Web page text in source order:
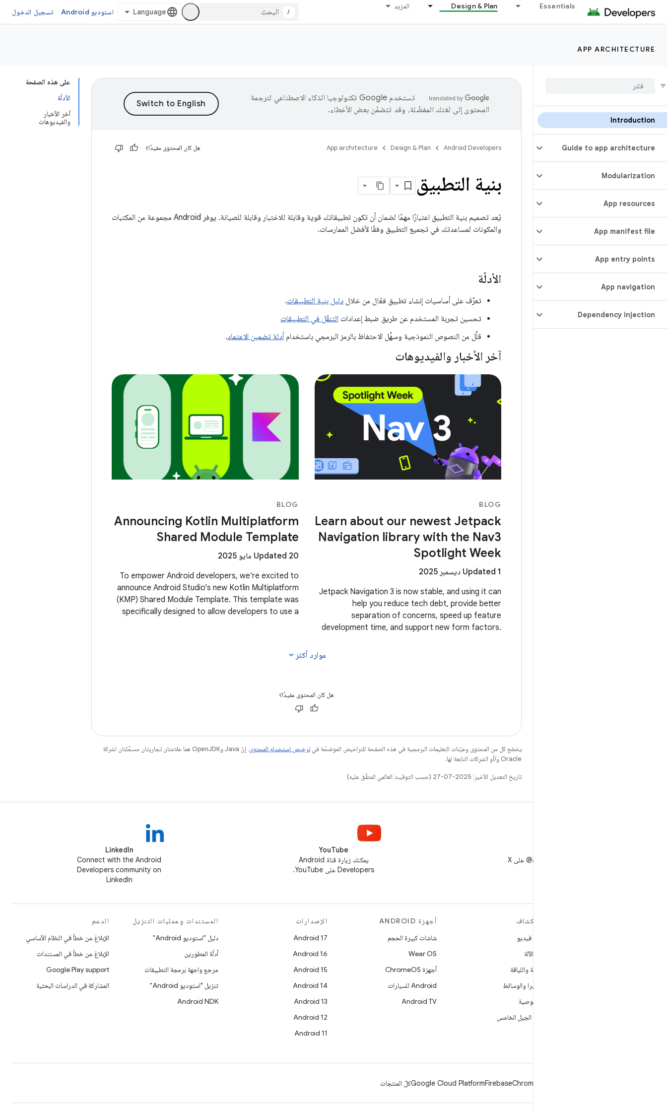
Essentials
Design & Plan المزيد
/ استوديو Android تسجيل الدخول
APP ARCHITECTURE
Introduction
Guide to app architecture
Modularization
App resources
App manifest file
App entry points
App navigation
Dependency injection
على هذه الصفحة
الأدلّة
آخر الأخبار
والفيديوهات
تستخدم Google تكنولوجيا الذكاء الاصطناعي لترجمة
المحتوى إلى لغتك المفضّلة، وقد تتضمّن بعض الأخطاء.
Android Developers
Design & Plan
App architecture هل كان المحتوى مفيدًا؟
بنية التطبيق
يُعد تصميم بنية التطبيق اعتبارًا مهمًا لضمان أن تكون تطبيقاتك قوية وقابلة للاختبار وقابلة للصيانة. يوفر Android مجموعة من المكتبات
والمكونات لمساعدتك في تجميع التطبيق وفقًا لأفضل الممارسات.
الأدلّة
تعرَّف على أساسيات إنشاء تطبيق فعّال من خلال دليل بنية التطبيقات.
تحسين تجربة المستخدم عن طريق ضبط إعدادات التنقّل في التطبيقات
قلِّل من النصوص النموذجية وسهِّل الاحتفاظ بالرمز البرمجي باستخدام أدلة تضمين الاعتماد.
آخر الأخبار والفيديوهات
BLOG
Learn about our newest Jetpack
Navigation library with the Nav3
Spotlight Week
Updated 1 ديسمبر 2025
Jetpack Navigation 3 is now stable, and using it can
help you reduce tech debt, provide better
separation of concerns, speed up feature
development time, and support new form factors.
BLOG
Announcing Kotlin Multiplatform
Shared Module Template
Updated 20 مايو 2025
To empower Android developers, we’re excited to
announce Android Studio’s new Kotlin Multiplatform
(KMP) Shared Module Template. This template was
specifically designed to allow developers to use a
موارد أكثر expand_more
هل كان المحتوى مفيدًا؟
يخضع كل من المحتوى وعيّنات التعليمات البرمجية في هذه الصفحة للتراخيص الموضحّة فيترخيص استخدام المحتوى
. إنّ Java وOpenJDK هما علامتان تجاريتان مسجَّلتان لشركة
Oracle و/أو الشركات التابعة لها.
تاريخ التعديل الأخير: 2025-07-27 (حسب التوقيت العالمي المتفَّق عليه)
YouTube
يمكنك زيارة قناة Android
Developers على YouTube.
LinkedIn
Connect with the Android
Developers community on
LinkedIn
استكشاف
ألعاب فيديو
تعلُم الآلة
الصحة واللياقة
الكاميرا والوسائط
الخصوصية
شبكة الجيل الخامس
أجهزة ANDROID
شاشات كبيرة الحجم
Wear OS
أجهزة ChromeOS
Android للسيارات
Android TV
الإصدارات
Android 17
Android 16
Android 15
Android 14
Android 13
Android 12
Android 11
المستندات وعمليات التنزيل
دليل "استوديو Android"
أدلّة المطورين
مرجع واجهة برمجة التطبيقات
تنزيل "استوديو Android"
Android NDK
الدعم
الإبلاغ عن خطأ في النظام الأساسي
الإبلاغ عن خطأ في المستندات
Google Play support
المشاركة في الدراسات البحثية
Chrome
Firebase
Google Cloud Platformكلّ المنتجات